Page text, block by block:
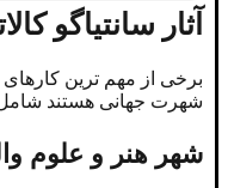
آثار سانتیاگو
برخی از مهم‌ ترین کارهای
شهرت جهانی هستند شامل
شهر هنر و علوم